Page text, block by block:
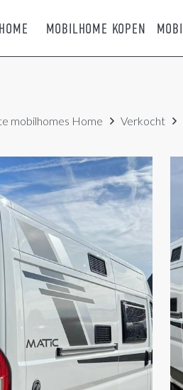
HOME MOBILHOME KOPEN
mobilhomes Home Verkocht